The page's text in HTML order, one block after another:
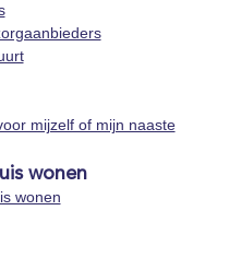
mijzelf of mijn naaste
wonen
wonen